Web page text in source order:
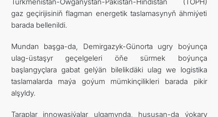
gaz geçirijisiniň flagman energetik taslamasynyň ähmiýeti
barada bellenildi.
Mundan başga-da, Demirgazyk-Günorta ugry boýunça
ulag-üstaşyr geçelgeleri öňe sürmek boýunça
başlangyçlara gabat gelýän bilelikdäki ulag we logistika
taslamalarda maýa goýum mümkinçilikleri barada pikir
alşyldy.
Taraplar innowasiýalar ulgamynda, hususan-da ýokary